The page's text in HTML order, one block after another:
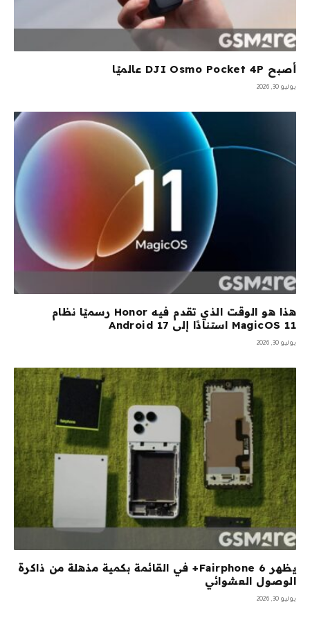
أصبح DJI Osmo Pocket 4P عالميًا
يوليو 30, 2026
هذا هو الوقت الذي تقدم فيه Honor رسميًا نظام
MagicOS 11 استنادًا إلى Android 17
يوليو 30, 2026
يظهر Fairphone 6+ في القائمة بكمية مذهلة من ذاكرة
الوصول العشوائي
يوليو 30, 2026